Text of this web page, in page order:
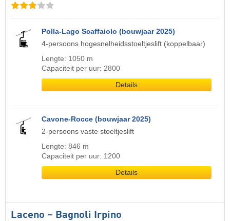
Polla-Lago Scaffaiolo (bouwjaar 2025)
4-persoons hogesnelheidsstoeltjeslift (koppelbaar)
Lengte: 1050 m
Capaciteit per uur: 2800
Details
Cavone-Rocce (bouwjaar 2025)
2-persoons vaste stoeltjeslift
Lengte: 846 m
Capaciteit per uur: 1200
Details
Laceno – Bagnoli Irpino